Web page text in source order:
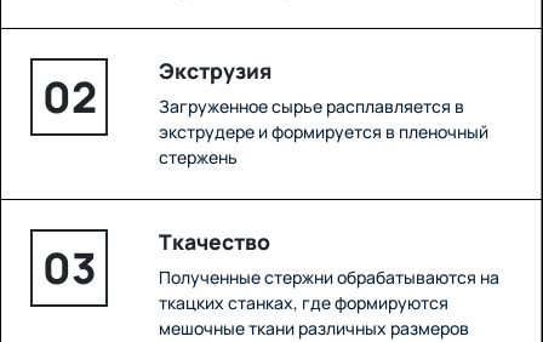
02 Экструзия
Загруженное сырье расплавляется в
экструдере и формируется в пленочный
стержень
03 Ткачество
Полученные стержни обрабатываются на
ткацких станках, где формируются
мешочные ткани различных размеров